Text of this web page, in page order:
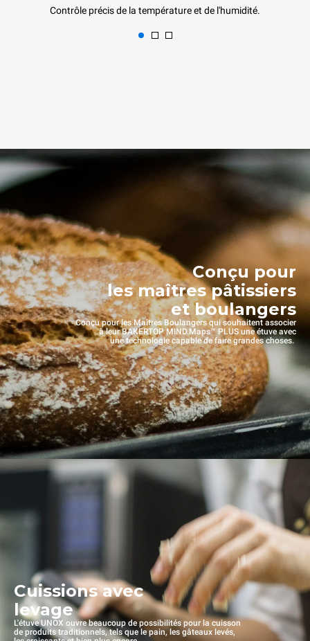
Contrôle précis de la température et de l'humidité.
Conçu pour
les maîtres pâtissiers
et boulangers
Conçu pour les Maîtres Boulangers qui souhaitent associer
à leur BAKERTOP MIND.Maps™ PLUS une étuve avec
une technologie capable de faire grandes choses.
Cuissions avec
levage
L'étuve UNOX ouvre beaucoup de possibilités pour la cuisson
de produits traditionnels, tels que le pain, les gâteaux levés,